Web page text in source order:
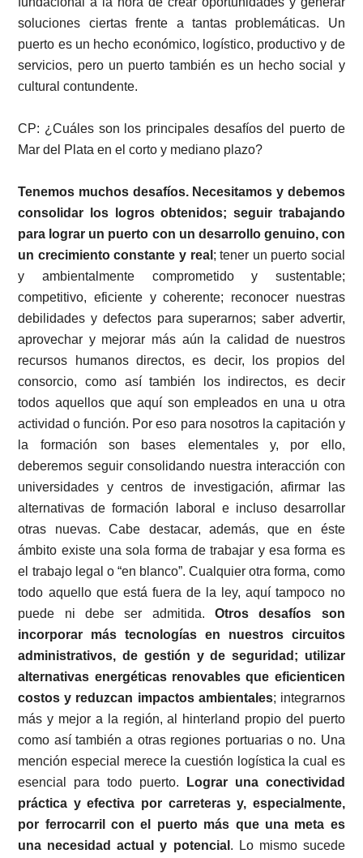
soluciones ciertas frente a tantas problemáticas. Un
puerto es un hecho económico, logístico, productivo y de
servicios, pero un puerto también es un hecho social y
cultural contundente.
CP: ¿Cuáles son los principales desafíos del puerto de
Mar del Plata en el corto y mediano plazo?
Tenemos muchos desafíos. Necesitamos y debemos
consolidar los logros obtenidos; seguir trabajando
para lograr un puerto con un desarrollo genuino, con
un crecimiento constante y real ; tener un puerto social
y ambientalmente comprometido y sustentable;
competitivo, eficiente y coherente; reconocer nuestras
debilidades y defectos para superarnos; saber advertir,
aprovechar y mejorar más aún la calidad de nuestros
recursos humanos directos, es decir, los propios del
consorcio, como así también los indirectos, es decir
todos aquellos que aquí son empleados en una u otra
actividad o función. Por eso para nosotros la capitación y
la formación son bases elementales y, por ello,
deberemos seguir consolidando nuestra interacción con
universidades y centros de investigación, afirmar las
alternativas de formación laboral e incluso desarrollar
otras nuevas. Cabe destacar, además, que en éste
ámbito existe una sola forma de trabajar y esa forma es
el trabajo legal o “en blanco”. Cualquier otra forma, como
todo aquello que está fuera de la ley, aquí tampoco no
puede ni debe ser admitida. Otros desafíos son
incorporar más tecnologías en nuestros circuitos
administrativos, de gestión y de seguridad; utilizar
alternativas energéticas renovables que eficienticen
costos y reduzcan impactos ambientales; integrarnos
más y mejor a la región, al hinterland propio del puerto
como así también a otras regiones portuarias o no. Una
mención especial merece la cuestión logística la cual es
esencial para todo puerto.
Lograr una conectividad
práctica y efectiva por carreteras y, especialmente,
por ferrocarril con el puerto más que una meta es
una necesidad actual y potencial . Lo mismo sucede